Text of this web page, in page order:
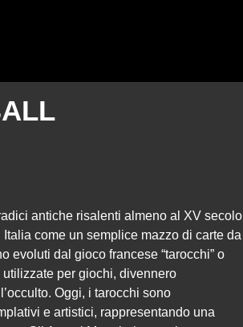
antiche risalenti almeno al XV secolo
come un semplice mazzo di carte da
evoluti dal gioco francese “tarocchi” o
utilizzate per giochi, divennero
Oggi, i tarocchi sono
e artistici, rappresentando una